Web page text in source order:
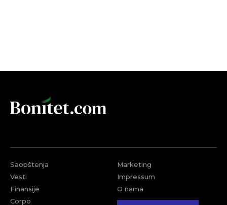
Saopštenja
Vesti
Finansije
Corpo
Marketing
Impressum
O nama